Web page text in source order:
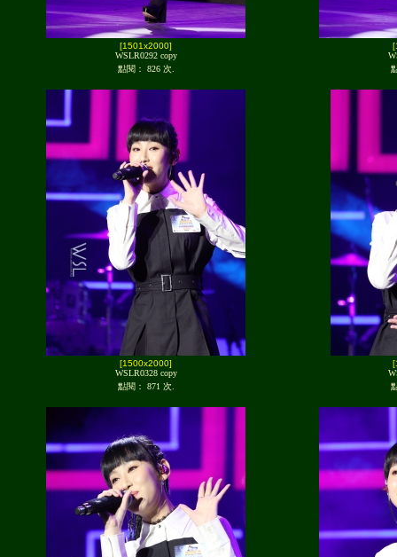
[1501x2000]
WSLR0292 copy
點閱： 826 次.
[1500x2000]
WSLR0328 copy
點閱： 871 次.